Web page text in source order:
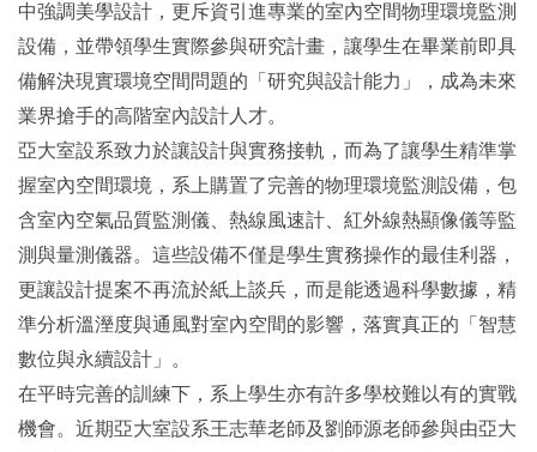
中強調美學設計，更斥資引進專業的室內空間物理環境監測
設備，並帶領學生實際參與研究計畫，讓學生在畢業前即具
備解決現實環境空間問題的「研究與設計能力」，成為未來
業界搶手的高階室內設計人才。
亞大室設系致力於讓設計與實務接軌，而為了讓學生精準掌
握室內空間環境，系上購置了完善的物理環境監測設備，包
含室內空氣品質監測儀、熱線風速計、紅外線熱顯像儀等監
測與量測儀器。這些設備不僅是學生實務操作的最佳利器，
更讓設計提案不再流於紙上談兵，而是能透過科學數據，精
準分析溫溼度與通風對室內空間的影響，落實真正的「智慧
數位與永續設計」。
在平時完善的訓練下，系上學生亦有許多學校難以有的實戰
機會。近期亞大室設系王志華老師及劉師源老師參與由亞大